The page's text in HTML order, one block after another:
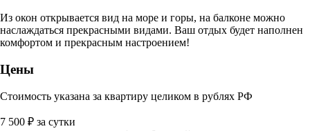
Из окон открывается вид на море и горы, на балконе можно
наслаждаться прекрасными видами. Ваш отдых будет наполнен
комфортом и прекрасным настроением!
Цены
Стоимость указана за квартиру целиком в рублях РФ
7 500 ₽ за сутки